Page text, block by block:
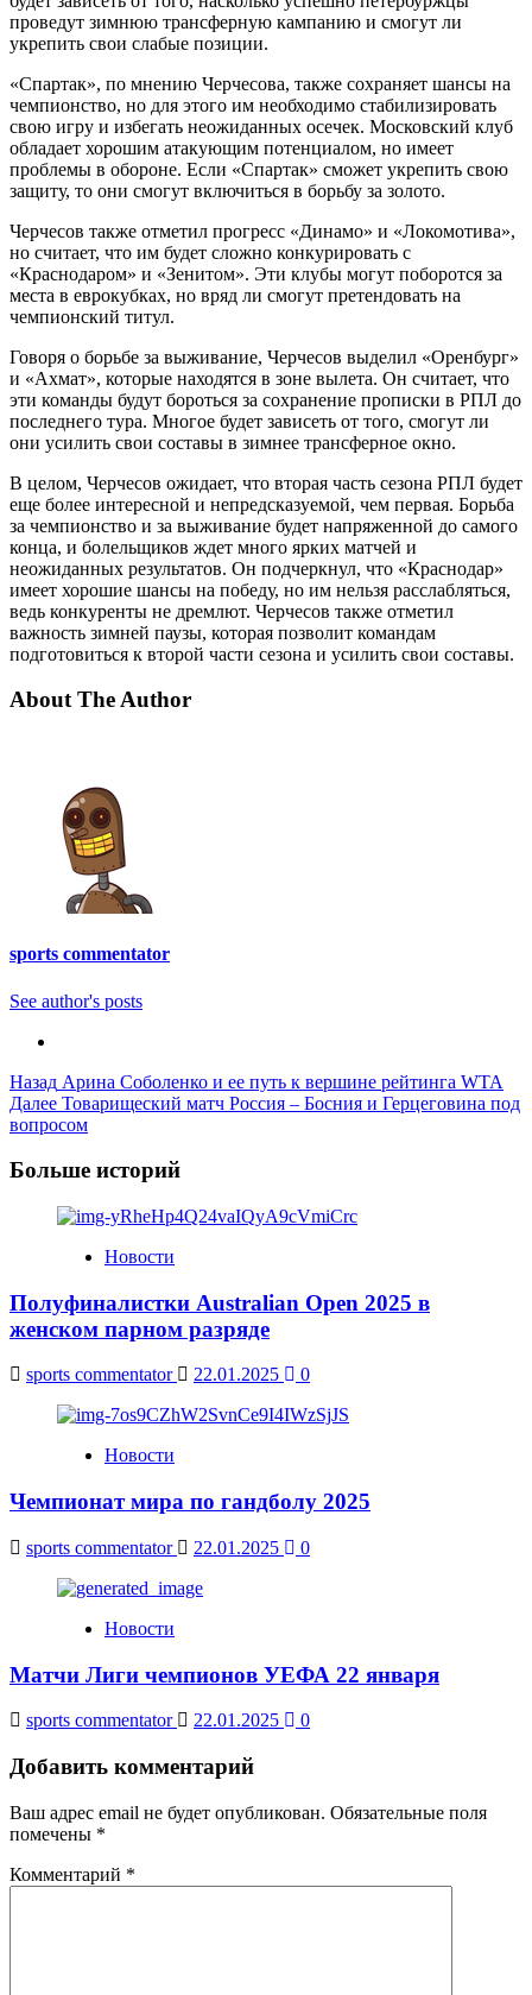
проведут зимнюю трансферную кампанию и смогут ли
укрепить свои слабые позиции.
«Спартак», по мнению Черчесова, также сохраняет шансы на
чемпионство, но для этого им необходимо стабилизировать
свою игру и избегать неожиданных осечек. Московский клуб
обладает хорошим атакующим потенциалом, но имеет
проблемы в обороне. Если «Спартак» сможет укрепить свою
защиту, то они смогут включиться в борьбу за золото.
Черчесов также отметил прогресс «Динамо» и «Локомотива»,
но считает, что им будет сложно конкурировать с
«Краснодаром» и «Зенитом». Эти клубы могут поборотся за
места в еврокубках, но вряд ли смогут претендовать на
чемпионский титул.
Говоря о борьбе за выживание, Черчесов выделил «Оренбург»
и «Ахмат», которые находятся в зоне вылета. Он считает, что
эти команды будут бороться за сохранение прописки в РПЛ до
последнего тура. Многое будет зависеть от того, смогут ли
они усилить свои составы в зимнее трансферное окно.
В целом, Черчесов ожидает, что вторая часть сезона РПЛ будет
еще более интересной и непредсказуемой, чем первая. Борьба
за чемпионство и за выживание будет напряженной до самого
конца, и болельщиков ждет много ярких матчей и
неожиданных результатов. Он подчеркнул, что «Краснодар»
имеет хорошие шансы на победу, но им нельзя расслабляться,
ведь конкуренты не дремлют. Черчесов также отметил
важность зимней паузы, которая позволит командам
подготовиться к второй части сезона и усилить свои составы.
About The Author
sports commentator
See author's posts
Post
Navigation
Назад Арина Соболенко и ее путь к вершине рейтинга WTA
Далее Товарищеский матч Россия – Босния и Герцеговина под
вопросом
Больше историй
Новости
Полуфиналистки Australian Open 2025 в
женском парном разряде
sports commentator 22.01.2025 0
Новости
Чемпионат мира по гандболу 2025
sports commentator 22.01.2025 0
Новости
Матчи Лиги чемпионов УЕФА 22 января
sports commentator 22.01.2025 0
Добавить комментарий
Ваш адрес email не будет опубликован. Обязательные поля
помечены *
Комментарий *